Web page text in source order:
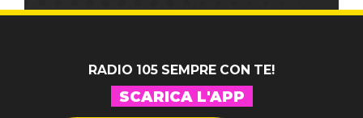
RADIO 105 SEMPRE CON TE!
SCARICA L'APP